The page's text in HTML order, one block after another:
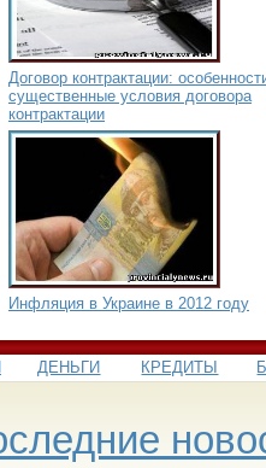
Договор контрактации:
существенные условия договора
контрактации
Инфляция в Украине в 2012 году
ДЕНЬГИ КРЕДИТЫ